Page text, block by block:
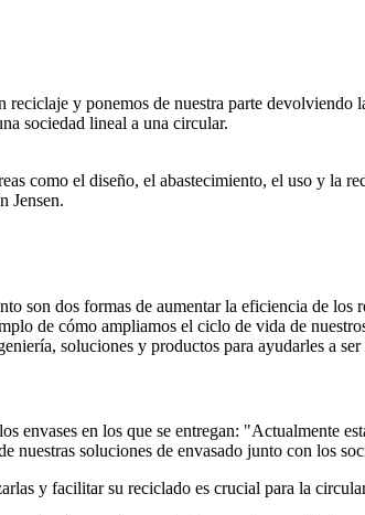
y ponemos de nuestra parte
sociedad lineal a una circular.
como el diseño, el abastecimiento, el uso y la
Jensen.
son dos formas de aumentar la eficiencia de
de cómo ampliamos el ciclo de vida de
soluciones y productos para ayudarles a ser
envases en los que se entregan: "Actualmente
soluciones de envasado junto con los
y facilitar su reciclado es crucial para la